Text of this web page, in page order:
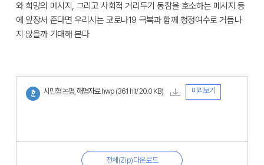
와 희망의 메시지, 그리고 사회적 거리두기 동참을 호소하는 메시지 등
에 앞장서 준다면 우리시는 코로나19 극복과 함께 청정여수로 거듭나
지 않을까 기대해 본다
시민협 논평, 해명자료.hwp (361 hit/ 20.0 KB) 미리보기
전체(Zip)다운로드